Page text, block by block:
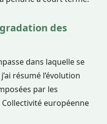
des
dans laquelle se
résumé l’évolution
par les
européenne